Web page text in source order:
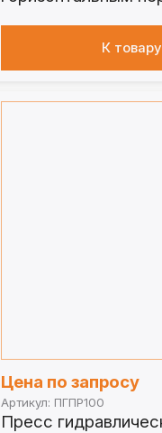
К товару
Цена по запросу
Артикул: ПГПР100
Пресс